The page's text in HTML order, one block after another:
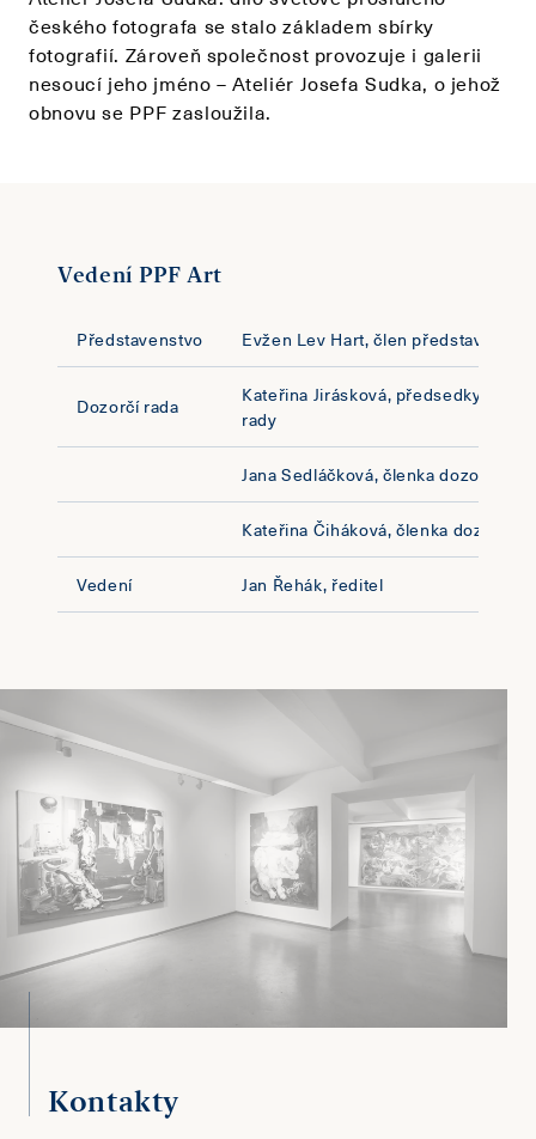
českého fotografa se stalo základem sbírky
fotografií. Zároveň společnost provozuje i galerii
nesoucí jeho jméno – Ateliér Josefa Sudka, o jehož
obnovu se PPF zasloužila.
Vedení PPF Art
Představenstvo Evžen Lev Hart, člen představenstva
Dozorčí rada
Kateřina Jirásková, předsedkyně
rady
Jana Sedláčková, členka dozorčí
Kateřina Čiháková, členka dozorčí
Vedení Jan Řehák, ředitel
Kontakty